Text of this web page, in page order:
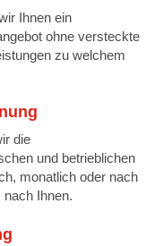
Ihnen ein
ohne versteckte
zu welchem
die
und betrieblichen
monatlich oder nach
Ihnen.